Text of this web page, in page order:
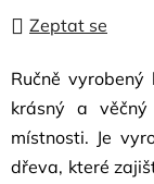
Ručně
krásný a
místnosti. Je
dřeva, které
Zeptat se